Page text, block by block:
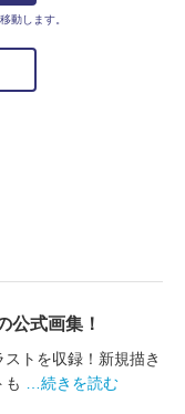
動します。
公式画集！
トを収録！新規描き
も
…続きを読む